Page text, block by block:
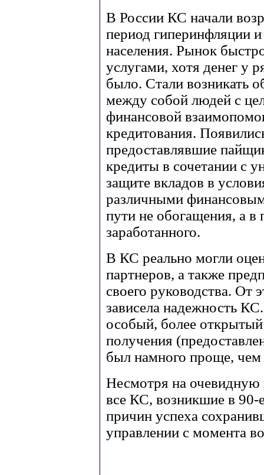
В России КС начали
период гиперинфляции
населения. Рынок
услугами, хотя денег у
было. Стали возникать
между собой людей с
финансовой
кредитования.
предоставлявшие
кредиты в сочетании с
защите вкладов в
различными
пути не обогащения, а в
заработанного.
В КС реально могли
партнеров, а также
своего руководства. От
зависела надежность
особый, более
получения
был намного проще, чем
Несмотря на очевидную
все КС, возникшие в
причин успеха
управлении с момента